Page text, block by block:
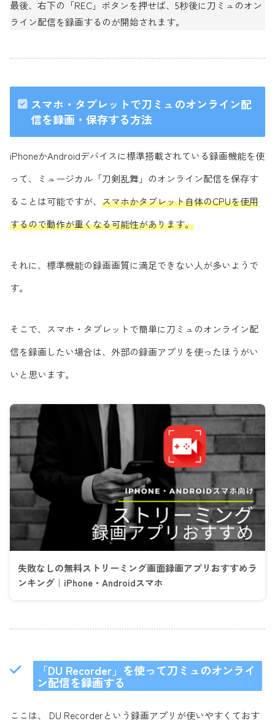
最後、右下の「REC」ボタンを押せば、5秒後に刀ミュのオン
ライン配信を録画するのが開始されます。
スマホ・タブレットで刀ミュのオンライン配
信を録画・保存する方法
iPhoneかAndroidデバイスに標準搭載されている録画機能を使
って、ミュージカル「刀剣乱舞」のオンライン配信を保存す
ることは可能ですが、 スマホかタブレット自体のCPUを使用
するので動作が重くなる可能性があります。
それに、標準機能の録画画質に満足できない人が多いようで
す。
そこで、スマホ・タブレットで簡単に刀ミュのオンライン配
信を録画したい場合は、外部の録画アプリを使ったほうがい
いと思います。
失敗なしの無料ストリーミング画面録画アプリおすすめラ
ンキング｜iPhone・Androidスマホ
「DU Recorder」を使って刀ミュのオンライ
ン配信を録画する
ここは、 DU Recorderという録画アプリが使いやすくておす